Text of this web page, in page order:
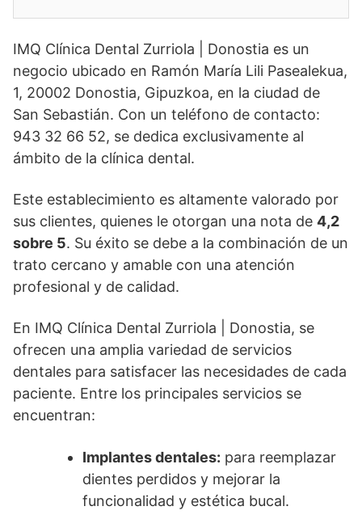
IMQ Clínica Dental Zurriola | Donostia es un
negocio ubicado en Ramón María Lili Pasealekua,
1, 20002 Donostia, Gipuzkoa, en la ciudad de
San Sebastián. Con un teléfono de contacto:
943 32 66 52, se dedica exclusivamente al
ámbito de la clínica dental.
Este establecimiento es altamente valorado por
sus clientes, quienes le otorgan una nota de 4,2
sobre 5. Su éxito se debe a la combinación de un
trato cercano y amable con una atención
profesional y de calidad.
En IMQ Clínica Dental Zurriola | Donostia, se
ofrecen una amplia variedad de servicios
dentales para satisfacer las necesidades de cada
paciente. Entre los principales servicios se
encuentran:
Implantes dentales: para reemplazar
dientes perdidos y mejorar la
funcionalidad y estética bucal.